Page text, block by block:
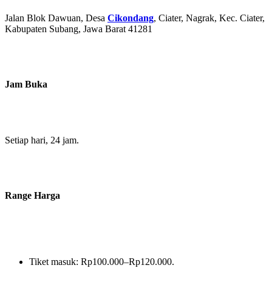
Jalan Blok Dawuan, Desa Cikondang, Ciater, Nagrak, Kec. Ciater,
Kabupaten Subang, Jawa Barat 41281
Jam Buka
Setiap hari, 24 jam.
Range Harga
Tiket masuk: Rp100.000–Rp120.000.